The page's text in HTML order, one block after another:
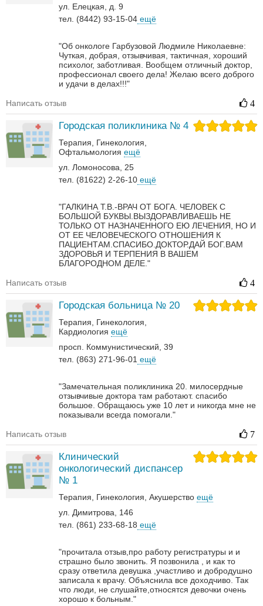
ул. Елецкая, д. 9
тел. (8442) 93-15-04 ещё
"Об онкологе Гарбузовой Людмиле Николаевне:
Чуткая, добрая, отзывчивая, тактичная, хороший
психолог, заботливая. Вообщем отличный доктор,
профессионал своего дела! Желаю всего доброго
и удачи в делах!!!"
Написать отзыв 4
Городская поликлиника № 4
Терапия
Гинекология
Офтальмология ещё
ул. Ломоносова, 25
тел. (81622) 2-26-10 ещё
"ГАЛКИНА Т.В.-ВРАЧ ОТ БОГА. ЧЕЛОВЕК С
БОЛЬШОЙ БУКВЫ.ВЫЗДОРАВЛИВАЕШЬ НЕ
ТОЛЬКО ОТ НАЗНАЧЕННОГО ЕЮ ЛЕЧЕНИЯ, НО И
ОТ ЕЕ ЧЕЛОВЕЧЕСКОГО ОТНОШЕНИЯ К
ПАЦИЕНТАМ.СПАСИБО.ДОКТОР.ДАЙ БОГ.ВАМ
ЗДОРОВЬЯ И ТЕРПЕНИЯ В ВАШЕМ
БЛАГОРОДНОМ ДЕЛЕ."
Написать отзыв 4
Городская больница № 20
Терапия
Гинекология
Кардиология ещё
просп. Коммунистический, 39
тел. (863) 271-96-01 ещё
"Замечательная поликлиника 20. милосердные
отзывчивые доктора там работают. спасибо
большое. Обращаюсь уже 10 лет и никогда мне не
показывали всегда помогали."
Написать отзыв 7
Клинический
онкологический диспансер
№ 1
Терапия Гинекология Акушерство ещё
ул. Димитрова, 146
тел. (861) 233-68-18 ещё
"прочитала отзыв,про работу регистратуры и и
страшно было звонить. Я позвонила , и как то
сразу ответила девушка ,участливо и добродушно
записала к врачу. Объяснила все доходчиво. Так
что люди, не слушайте,относятся девочки очень
хорошо к больным."